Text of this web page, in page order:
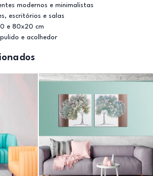
modernos e minimalistas
escritórios e salas
e 80x20 cm
e acolhedor